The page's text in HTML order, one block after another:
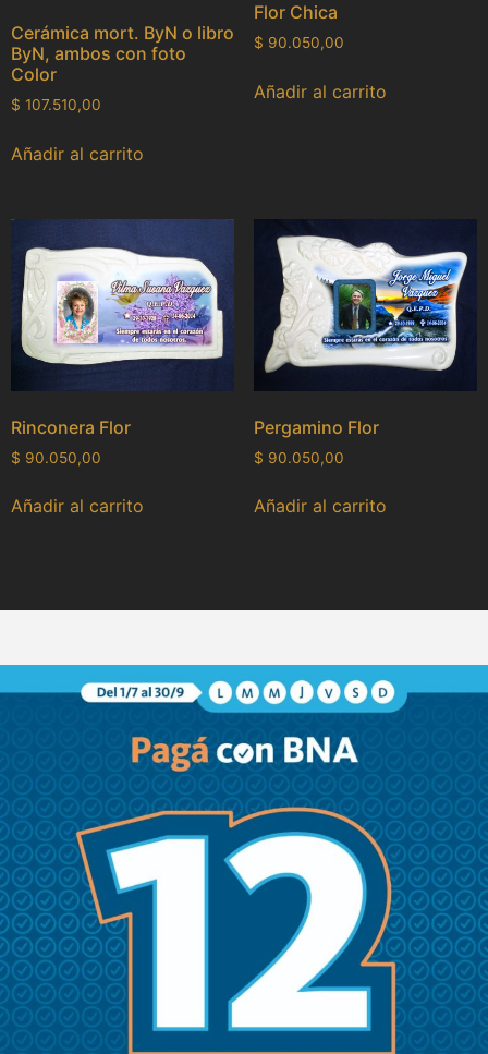
Cerámica mort. ByN o libro
ByN, ambos con foto
Color
$ 107.510,00
Añadir al carrito
Flor Chica
$ 90.050,00
Añadir al carrito
Rinconera Flor
$ 90.050,00
Añadir al carrito
Pergamino Flor
$ 90.050,00
Añadir al carrito